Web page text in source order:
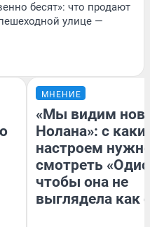
бесят»: что продают
улице —
МНЕНИЕ
«Мы видим
Нолана»: с
настроем
смотреть
чтобы она не
выглядела как